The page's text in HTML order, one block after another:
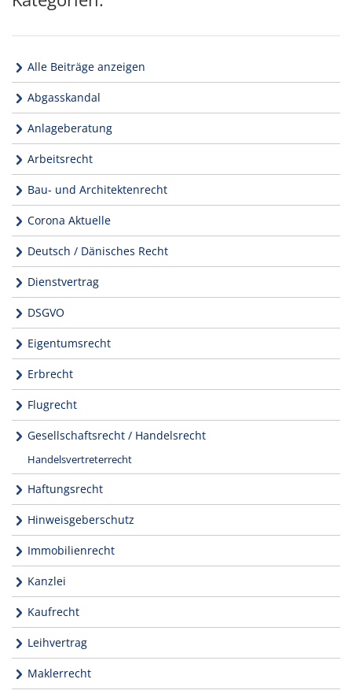
Alle Beiträge anzeigen
Abgasskandal
Anlageberatung
Arbeitsrecht
Bau- und Architektenrecht
Corona Aktuelle
Deutsch / Dänisches Recht
Dienstvertrag
DSGVO
Eigentumsrecht
Erbrecht
Flugrecht
Gesellschaftsrecht / Handelsrecht
Handelsvertreterrecht
Haftungsrecht
Hinweisgeberschutz
Immobilienrecht
Kanzlei
Kaufrecht
Leihvertrag
Maklerrecht